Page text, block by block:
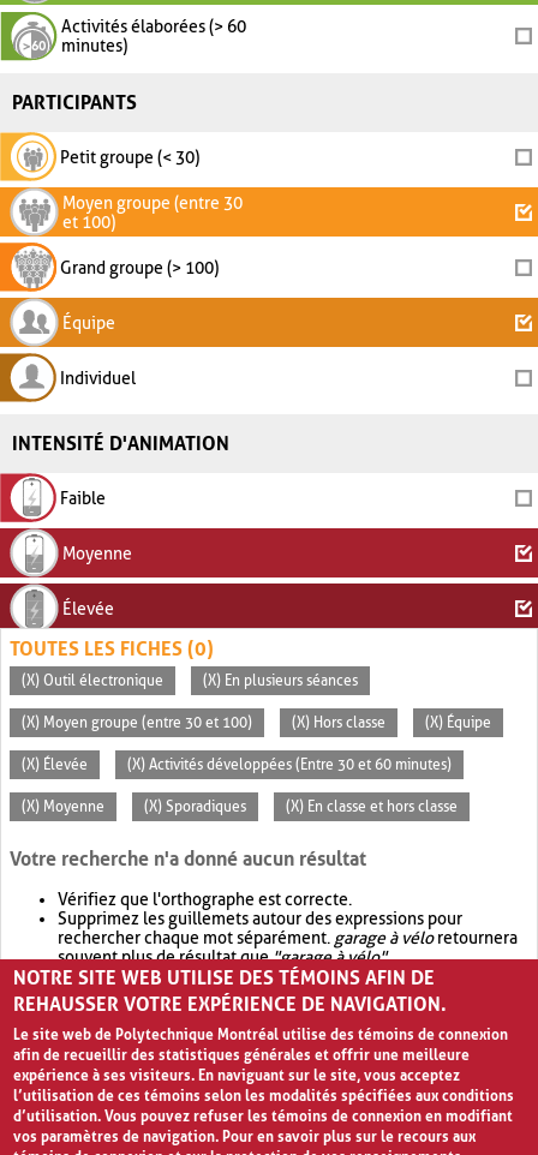
Activités élaborées (> 60
minutes)
PARTICIPANTS
Petit groupe (< 30)
Moyen groupe (entre 30
et 100)
Grand groupe (> 100)
Équipe
Individuel
INTENSITÉ D'ANIMATION
Faible
Moyenne
Élevée
TOUTES LES FICHES (0)
(X) Outil électronique (X) En plusieurs séances
(X) Moyen groupe (entre 30 et 100) (X) Hors classe (X) Équipe
(X) Élevée (X) Activités développées (Entre 30 et 60 minutes)
(X) Moyenne (X) Sporadiques (X) En classe et hors classe
Votre recherche n'a donné aucun résultat
Vérifiez que l'orthographe est correcte.
Supprimez les guillemets autour des expressions pour
rechercher chaque mot séparément. garage à véloretournera
souvent plus de résultat que"garage à vélo".
Envisagez d'élargir votre recherche avec OR.garage OR vélo
retournera souvent plus de résultat quegarage à vélo
NOTRE SITE WEB UTILISE DES TÉMOINS AFIN DE
REHAUSSER VOTRE EXPÉRIENCE DE NAVIGATION.
Le site web de Polytechnique Montréal utilise des témoins de connexion
afin de recueillir des statistiques générales et offrir une meilleure
expérience à ses visiteurs. En naviguant sur le site, vous acceptez
l’utilisation de ces témoins selon les modalités spécifiées aux conditions
d’utilisation. Vous pouvez refuser les témoins de connexion en modifiant
vos paramètres de navigation. Pour en savoir plus sur le recours aux